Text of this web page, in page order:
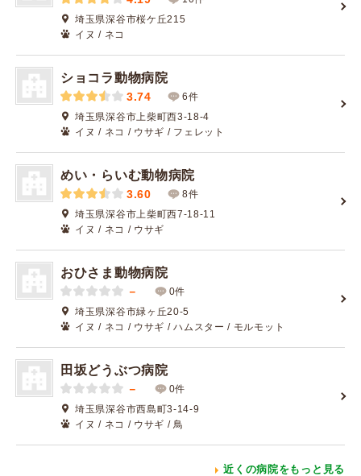
埼玉県深谷市桜ケ丘215
イヌ / ネコ
ショコラ動物病院
3.74
6件
埼玉県深谷市上柴町西3-18-4
イヌ / ネコ / ウサギ / フェレット
めい・らいむ動物病院
3.60
8件
埼玉県深谷市上柴町西7-18-11
イヌ / ネコ / ウサギ
おひさま動物病院
－
0件
埼玉県深谷市緑ヶ丘20-5
イヌ / ネコ / ウサギ / ハムスター / モルモット
田坂どうぶつ病院
－
0件
埼玉県深谷市西島町3-14-9
イヌ / ネコ / ウサギ / 鳥
近くの病院をもっと見る